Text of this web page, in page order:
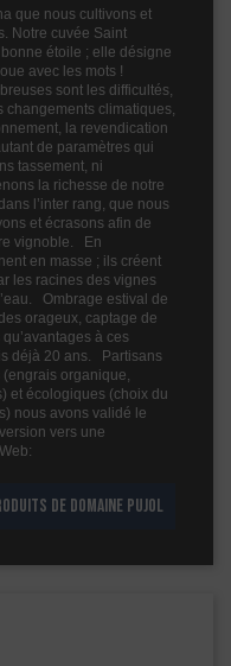
que nous cultivons et
Notre cuvée Saint
étoile ; elle désigne
avec les mots !
sont les difficultés,
changements climatiques,
la revendication
de paramètres qui
tassement, ni
la richesse de notre
l’inter rang, que nous
et écrasons afin de
vignoble. En
en masse ; ils créent
les racines des vignes
Ombrage estival de
orageux, captage de
à ces
déjà 20 ans. Partisans
organique,
et écologiques (choix du
nous avons validé le
vers une
DE DOMAINE PUJOL